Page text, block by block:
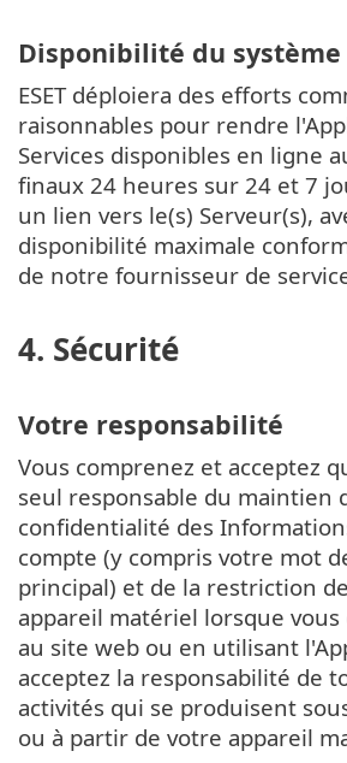
Disponibilité du système
ESET déploiera des efforts
raisonnables pour rendre
Services disponibles en ligne
finaux 24 heures sur 24 et 7
un lien vers le(s) Serveur(s),
disponibilité maximale
de notre fournisseur de
4. Sécurité
Votre responsabilité
Vous comprenez et acceptez
seul responsable du maintien
confidentialité des
compte (y compris votre mot
principal) et de la restriction
appareil matériel lorsque
au site web ou en utilisant
acceptez la responsabilité de
activités qui se produisent
ou à partir de votre appareil